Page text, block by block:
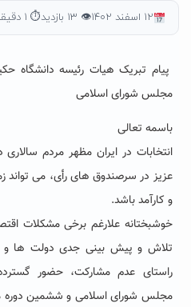
۱۲ اسفند ۱۴۰۲ 👁 ۱۳ بازدید ⏱ ۱ دقیقه مطالعه
پیام تبریک هیات رئیسه دانشگاه
مجلس شورای اسلامی
باسمه تعالی
انتخابات در ایران مظهر مردم
عزیز در سرصندوق های رأی، می تواند
و کارآمد باشد.
خوشبختانه علارغم برخی مشکلات
تلاش و پیش بینی جدی دولت ها و
راستای عدم مشارکت، حضور
مجلس شورای اسلامی و ششمین دوره